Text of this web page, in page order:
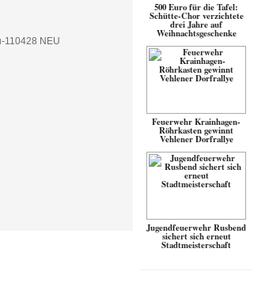
500 Euro für die Tafel:
Schütte-Chor verzichtete
drei Jahre auf
Weihnachtsgeschenke
Feuerwehr Krainhagen-
Röhrkasten gewinnt
Vehlener Dorfrallye
Jugendfeuerwehr Rusbend
sichert sich erneut
Stadtmeisterschaft